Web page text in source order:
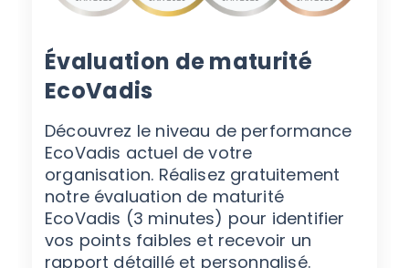
Évaluation de maturité
EcoVadis
Découvrez le niveau de performance
EcoVadis actuel de votre
organisation. Réalisez gratuitement
notre évaluation de maturité
EcoVadis (3 minutes) pour identifier
vos points faibles et recevoir un
rapport détaillé et personnalisé.